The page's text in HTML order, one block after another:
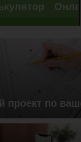
проект по